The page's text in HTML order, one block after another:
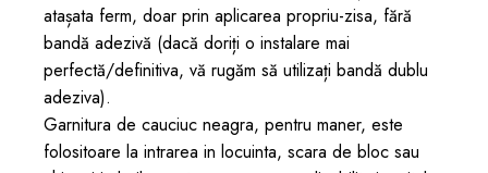
atașata ferm, doar prin aplicarea propriu-zisa, fără
bandă adezivă (dacă doriți o instalare mai
perfectă/definitiva, vă rugăm să utilizați bandă dublu
adeziva).
Garnitura de cauciuc neagra, pentru maner, este
folositoare la intrarea in locuinta, scara de bloc sau